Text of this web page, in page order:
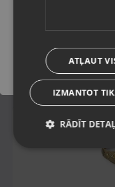
Rīga, Aleksandra Čaka
Stāvoklis Restaurēts
338.00 €
15.37€/mēn.
ATĻAUT
IZMANTOT
RĀDĪT